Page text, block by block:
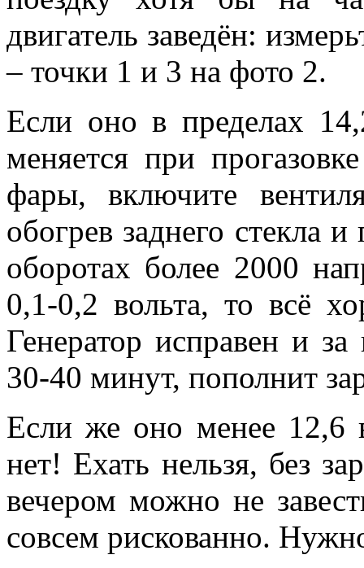
двигатель заведён:
– точки 1 и 3 на фото 2.
Если оно в пределах
меняется при
фары, включите
обогрев заднего стекла
оборотах более 2000
0,1-0,2 вольта, то всё
Генератор исправен и
30-40 минут, пополнит
Если же оно менее 12,6
нет! Ехать нельзя, без
вечером можно не
совсем рискованно.